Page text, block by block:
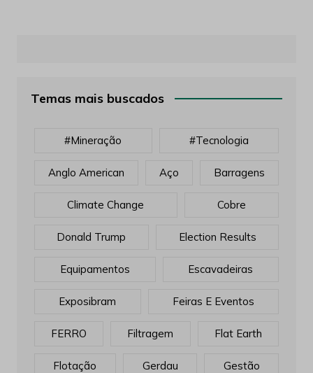
Temas mais buscados
#mineração #tecnologia
Anglo American Aço Barragens
Climate Change Cobre
Donald Trump Election Results
Equipamentos Escavadeiras
Exposibram Feiras E Eventos
FERRO Filtragem Flat Earth
Flotação Gerdau Gestão